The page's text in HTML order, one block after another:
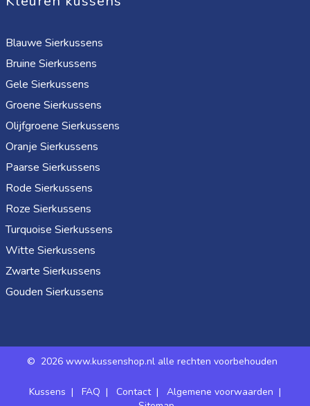
Blauwe Sierkussens
Bruine Sierkussens
Gele Sierkussens
Groene Sierkussens
Olijfgroene Sierkussens
Oranje Sierkussens
Paarse Sierkussens
Rode Sierkussens
Roze Sierkussens
Turquoise Sierkussens
Witte Sierkussens
Zwarte Sierkussens
Gouden Sierkussens
© 2026 www.kussenshop.nl alle rechten voorbehouden
Kussens | FAQ | Contact| Algemene voorwaarden |